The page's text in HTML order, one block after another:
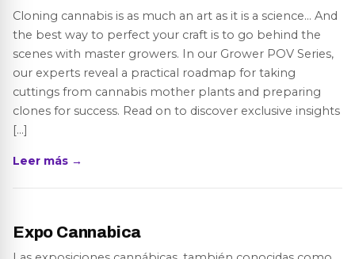
Cloning cannabis is as much an art as it is a science… And
the best way to perfect your craft is to go behind the
scenes with master growers. In our Grower POV Series,
our experts reveal a practical roadmap for taking
cuttings from cannabis mother plants and preparing
clones for success. Read on to discover exclusive insights
[…]
Leer más →
Expo Cannabica